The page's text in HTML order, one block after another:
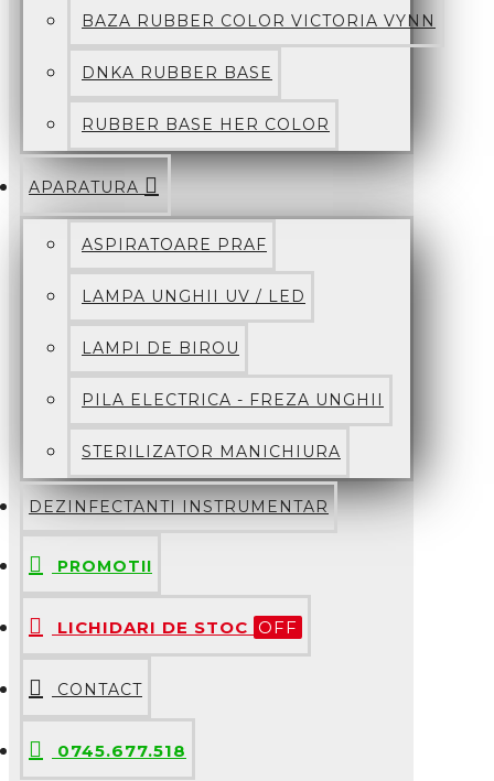
BAZA RUBBER COLOR VICTORIA VYNN
DNKA RUBBER BASE
RUBBER BASE HER COLOR
APARATURA
ASPIRATOARE PRAF
LAMPA UNGHII UV / LED
LAMPI DE BIROU
PILA ELECTRICA - FREZA UNGHII
STERILIZATOR MANICHIURA
DEZINFECTANTI INSTRUMENTAR
PROMOTII
LICHIDARI DE STOC OFF
CONTACT
0745.677.518